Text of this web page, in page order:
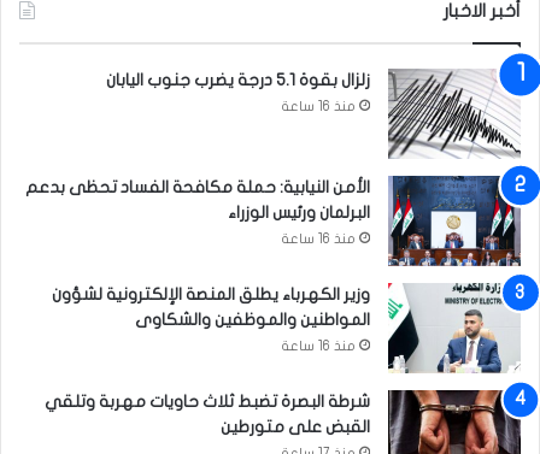
ا
ف
س
د
ي
ن
س
ي
أخبر الاخبار
زلزال بقوة 5.1 درجة يضرب جنوب اليابان
منذ 16 ساعة
الأمن النيابية: حملة مكافحة الفساد تحظى بدعم
البرلمان ورئيس الوزراء
منذ 16 ساعة
وزير الكهرباء يطلق المنصة الإلكترونية لشؤون
المواطنين والموظفين والشكاوى
منذ 16 ساعة
شرطة البصرة تضبط ثلاث حاويات مهربة وتلقي
القبض على متورطين